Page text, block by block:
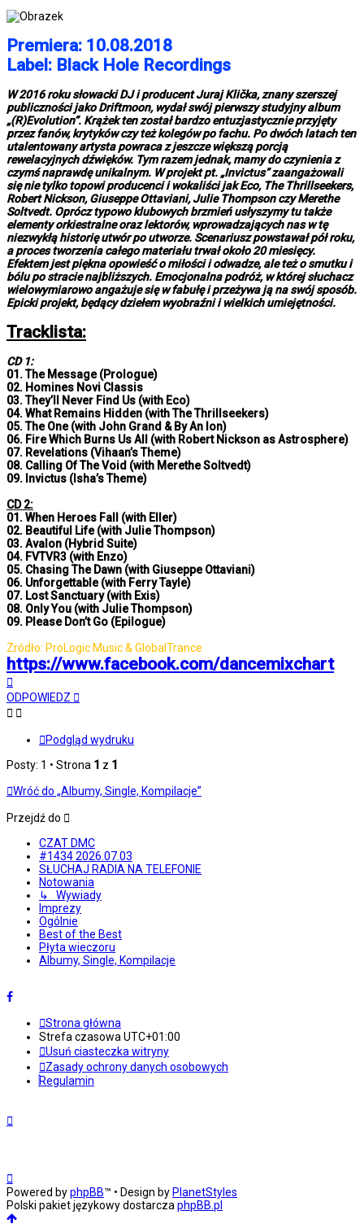
Premiera: 10.08.2018
Label: Black Hole Recordings
W 2016 roku słowacki DJ i producent Juraj Klička, znany szerszej
publiczności jako Driftmoon, wydał swój pierwszy studyjny album
„(R)Evolution”. Krążek ten został bardzo entuzjastycznie przyjęty
przez fanów, krytyków czy też kolegów po fachu. Po dwóch latach ten
utalentowany artysta powraca z jeszcze większą porcją
rewelacyjnych dźwięków. Tym razem jednak, mamy do czynienia z
czymś naprawdę unikalnym. W projekt pt. „Invictus” zaangażowali
się nie tylko topowi producenci i wokaliści jak Eco, The Thrillseekers,
Robert Nickson, Giuseppe Ottaviani, Julie Thompson czy Merethe
Soltvedt. Oprócz typowo klubowych brzmień usłyszymy tu także
elementy orkiestralne oraz lektorów, wprowadzających nas w tę
niezwykłą historię utwór po utworze. Scenariusz powstawał pół roku,
a proces tworzenia całego materiału trwał około 20 miesięcy.
Efektem jest piękna opowieść o miłości i odwadze, ale też o smutku i
bólu po stracie najbliższych. Emocjonalna podróż, w której słuchacz
wielowymiarowo angażuje się w fabułę i przeżywa ją na swój sposób.
Epicki projekt, będący dziełem wyobraźni i wielkich umiejętności.
Tracklista:
CD 1:
01. The Message (Prologue)
02. Homines Novi Classis
03. They’ll Never Find Us (with Eco)
04. What Remains Hidden (with The Thrillseekers)
05. The One (with John Grand & By An Ion)
06. Fire Which Burns Us All (with Robert Nickson as Astrosphere)
07. Revelations (Vihaan’s Theme)
08. Calling Of The Void (with Merethe Soltvedt)
09. Invictus (Isha’s Theme)
CD 2:
01. When Heroes Fall (with Eller)
02. Beautiful Life (with Julie Thompson)
03. Avalon (Hybrid Suite)
04. FVTVR3 (with Enzo)
05. Chasing The Dawn (with Giuseppe Ottaviani)
06. Unforgettable (with Ferry Tayle)
07. Lost Sanctuary (with Exis)
08. Only You (with Julie Thompson)
09. Please Don’t Go (Epilogue)
Zródło: ProLogic Music & GlobalTrance
https://www.facebook.com/dancemixchart
górę
ODPOWIEDZ
Podgląd wydruku
Posty: 1 • Strona 1 z 1
Wróć do „Albumy, Single, Kompilacje”
Przejdź do
CZAT DMC
#1434 2026.07.03
SŁUCHAJ RADIA NA TELEFONIE
Notowania
↳ Wywiady
Imprezy
Ogólnie
Best of the Best
Płyta wieczoru
Albumy, Single, Kompilacje
Strona główna
Strefa czasowaUTC+01:00
Usuń ciasteczka witryny
Zasady ochrony danych osobowych
Regulamin
Powered byphpBB™ • Design by PlanetStyles
Polski pakiet językowy dostarczaphpBB.pl